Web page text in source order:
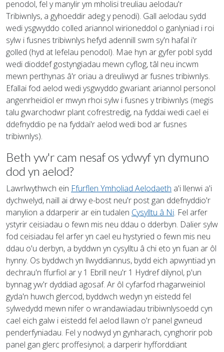
penodol, fel y manylir ym mholisi treuliau aelodau'r
Tribiwnlys, a gyhoeddir adeg y penodi). Gall aelodau sydd
wedi ysgwyddo colled ariannol wirioneddol o ganlyniad i roi
sylw i fusnes tribiwnlys hefyd adennill swm sy'n hafal i'r
golled (hyd at lefelau penodol). Mae hyn ar gyfer pobl sydd
wedi dioddef gostyngiadau mewn cyflog, tâl neu incwm
mewn perthynas â'r oriau a dreuliwyd ar fusnes tribiwnlys.
Efallai fod aelod wedi ysgwyddo gwariant ariannol personol
angenrheidiol er mwyn rhoi sylw i fusnes y tribiwnlys (megis
talu gwarchodwr plant cofrestredig, na fyddai wedi cael ei
ddefnyddio pe na fyddai'r aelod wedi bod ar fusnes
tribiwnlys).
Beth yw'r cam nesaf os ydwyf yn dymuno
dod yn aelod?
Lawrlwythwch ein Ffurflen Ymholiad Aelodaeth a'i llenwi a'i
dychwelyd, naill ai drwy e-bost neu'r post gan ddefnyddio'r
manylion a ddarperir ar ein tudalen Cysylltu â Ni. Fel arfer
ystyrir ceisiadau o fewn mis neu ddau o dderbyn. Dalier sylw
fod ceisiadau fel arfer yn cael eu hystyried o fewn mis neu
ddau o'u derbyn, a byddwn yn cysylltu â chi eto yn fuan ar ôl
hynny. Os byddwch yn llwyddiannus, bydd eich apwyntiad yn
dechrau'n ffurfiol ar y 1 Ebrill neu'r 1 Hydref dilynol, p'un
bynnag yw'r dyddiad agosaf. Ar ôl cyfarfod rhagarweiniol
gyda'n huwch glercod, byddwch wedyn yn eistedd fel
sylwedydd mewn nifer o wrandawiadau tribiwnlysoedd cyn
cael eich galw i eistedd fel aelod llawn o'r panel gwneud
penderfyniadau. Fel y nodwyd yn gynharach, cynghorir pob
panel gan glerc proffesiynol; a darperir hyfforddiant